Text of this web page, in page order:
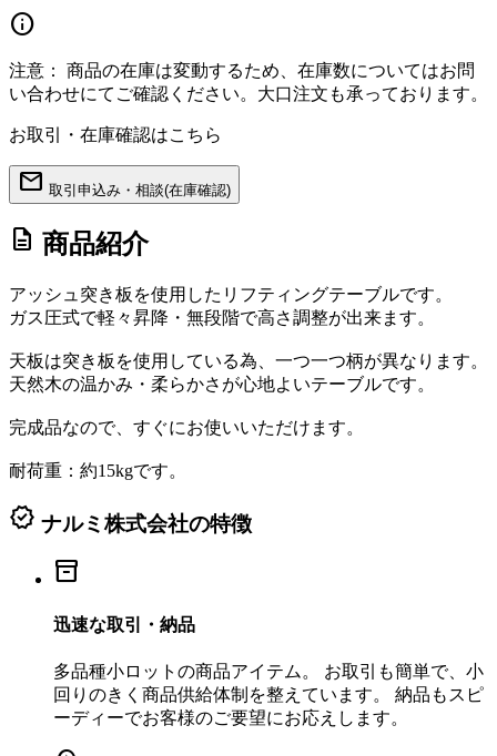
info
注意：
商品の在庫は変動するため、在庫数についてはお問
い合わせにてご確認ください。大口注文も承っております。
お取引・在庫確認はこちら
mail 取引申込み・相談(在庫確認)
description 商品紹介
アッシュ突き板を使用したリフティングテーブルです。
ガス圧式で軽々昇降・無段階で高さ調整が出来ます。
天板は突き板を使用している為、一つ一つ柄が異なります。
天然木の温かみ・柔らかさが心地よいテーブルです。
完成品なので、すぐにお使いいただけます。
耐荷重：約15kgです。
verified ナルミ株式会社の特徴
inventory_2
迅速な取引・納品
多品種小ロットの商品アイテム。 お取引も簡単で、小
回りのきく商品供給体制を整えています。 納品もスピ
ーディーでお客様のご要望にお応えします。